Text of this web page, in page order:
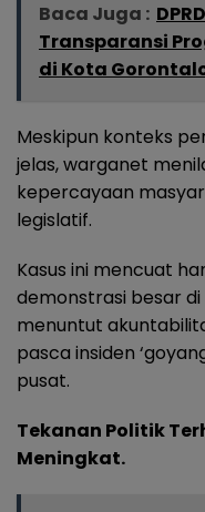
Baca Juga :
Transparansi
di Kota
Meskipun konteks
jelas, warganet
kepercayaan
legislatif.
Kasus ini mencuat
demonstrasi besar di
menuntut
pasca insiden
pusat.
Tekanan Politik
Meningkat.